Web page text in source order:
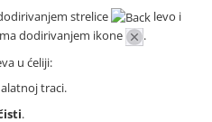
strelice
levo i
dodirivanjem ikone
.
u ćeliji:
traci.
.